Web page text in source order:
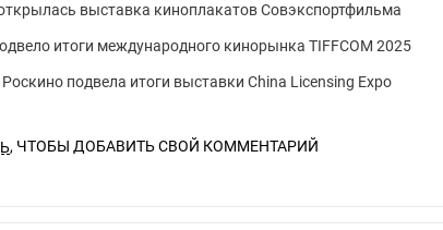
выставка киноплакатов Совэкспортфильма
итоги международного кинорынка TIFFCOM 2025
подвела итоги выставки China Licensing Expo
, ЧТОБЫ ДОБАВИТЬ СВОЙ КОММЕНТАРИЙ